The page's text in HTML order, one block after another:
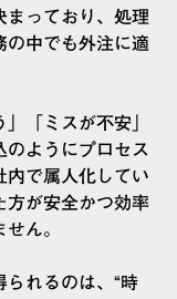
まっており、処理
の中でも外注に適
「ミスが不安」
のようにプロセス
内で属人化してい
方が安全かつ効率
ん。
られるのは、“時